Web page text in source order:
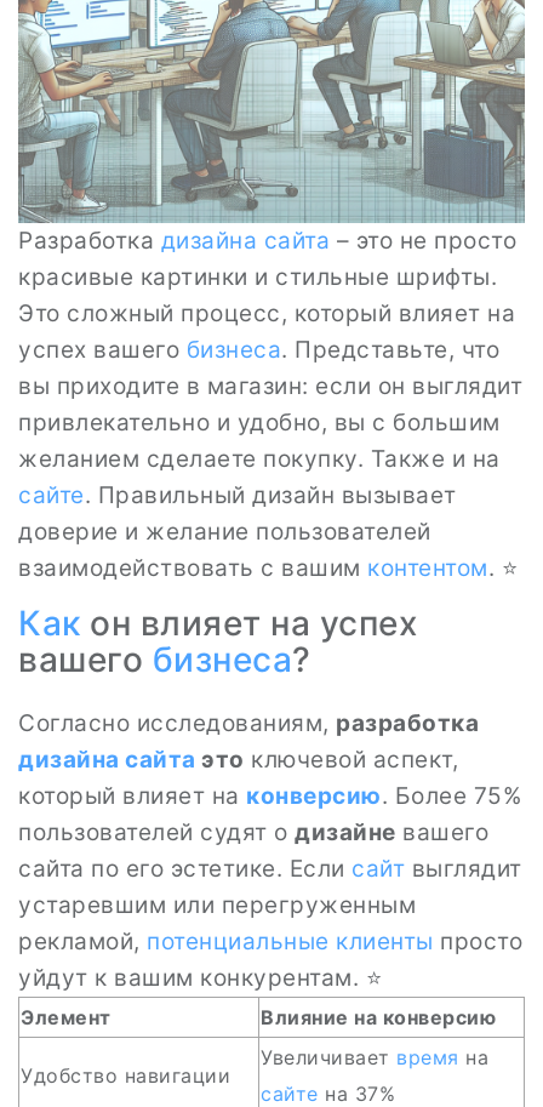
Разработка дизайна сайта – это не просто
красивые картинки и стильные шрифты.
Это сложный процесс, который влияет на
успех вашего бизнеса. Представьте, что
вы приходите в магазин: если он выглядит
привлекательно и удобно, вы с большим
желанием сделаете покупку. Также и на
сайте. Правильный дизайн вызывает
доверие и желание пользователей
взаимодействовать с вашим контентом. ⭐
Как он влияет на успех
вашего бизнеса?
Согласно исследованиям, разработка
дизайна сайта это ключевой аспект,
который влияет на конверсию. Более 75%
пользователей судят о дизайне вашего
сайта по его эстетике. Если сайт выглядит
устаревшим или перегруженным
рекламой, потенциальные клиенты просто
уйдут к вашим конкурентам. ⭐
Элемент Влияние на конверсию
Удобство навигации
Увеличивает время на
сайте на 37%